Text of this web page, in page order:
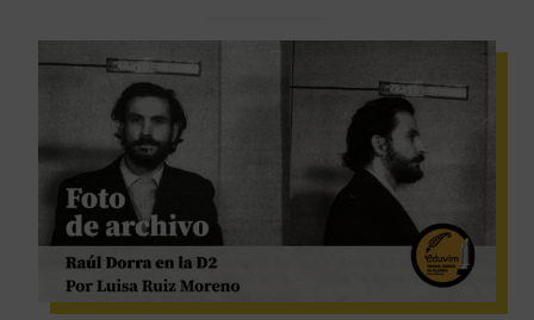
e
r
a
s
n
o
v
e
a
s
r